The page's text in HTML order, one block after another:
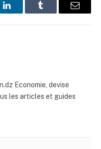
LinkedInTumblr Email
Economie, devise
les articles et guides